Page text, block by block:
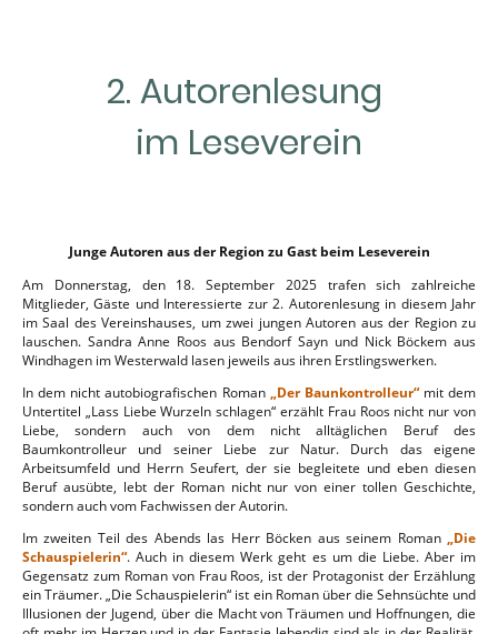
2. Autorenlesung
im Leseverein
Junge Autoren aus der Region zu Gast beim Leseverein
Am Donnerstag, den 18. September 2025 trafen sich zahlreiche
Mitglieder, Gäste und Interessierte zur 2. Autorenlesung in diesem Jahr
im Saal des Vereinshauses, um zwei jungen Autoren aus der Region zu
lauschen. Sandra Anne Roos aus Bendorf Sayn und Nick Böckem aus
Windhagen im Westerwald lasen jeweils aus ihren Erstlingswerken.
In dem nicht autobiografischen Roman „Der Baunkontrolleur“mit dem
Untertitel „Lass Liebe Wurzeln schlagen“ erzählt Frau Roos nicht nur von
Liebe, sondern auch von dem nicht alltäglichen Beruf des
Baumkontrolleur und seiner Liebe zur Natur. Durch das eigene
Arbeitsumfeld und Herrn Seufert, der sie begleitete und eben diesen
Beruf ausübte, lebt der Roman nicht nur von einer tollen Geschichte,
sondern auch vom Fachwissen der Autorin.
Im zweiten Teil des Abends las Herr Böcken aus seinem Roman „Die
Schauspielerin“. Auch in diesem Werk geht es um die Liebe. Aber im
Gegensatz zum Roman von Frau Roos, ist der Protagonist der Erzählung
ein Träumer. „Die Schauspielerin“ ist ein Roman über die Sehnsüchte und
Illusionen der Jugend, über die Macht von Träumen und Hoffnungen, die